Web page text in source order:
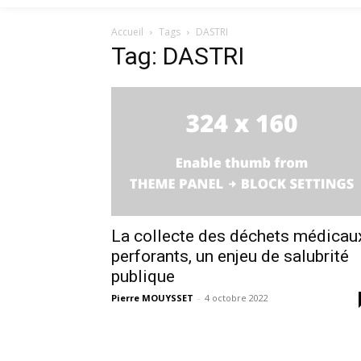
Accueil Tags DASTRI
Tag: DASTRI
La collecte des déchets
perforants, un enjeu de salubrité
publique
Pierre MOUYSSET - 4 octobre 2022